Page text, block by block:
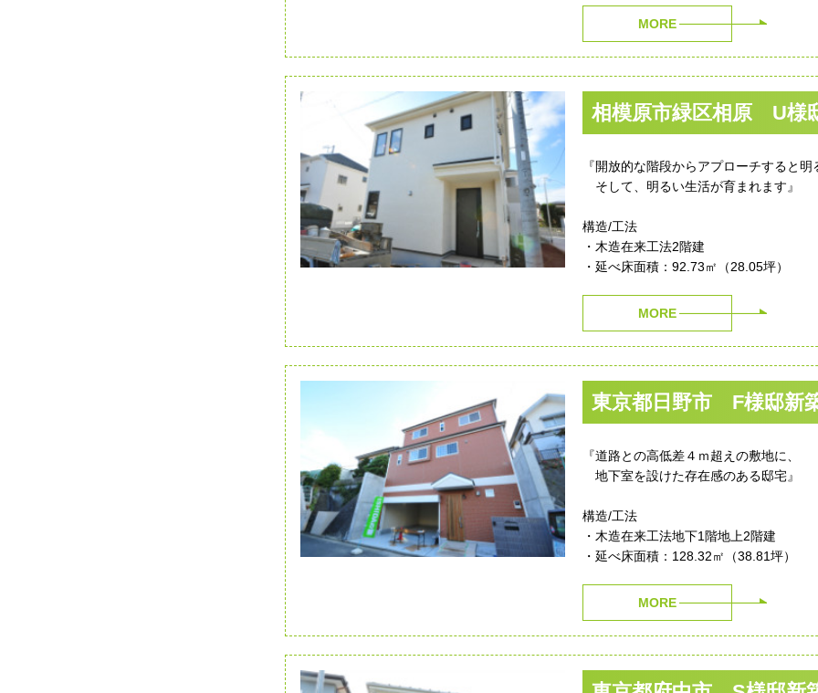
MORE
相模原市緑区相原 U様
『開放的な階段からアプローチすると
そして、明るい生活が育まれます』
構造/工法
・木造在来工法2階建
・延べ床面積：92.73㎡（28.05坪）
MORE
東京都日野市 F様邸新
『道路との高低差４ｍ超えの敷地に、
地下室を設けた存在感のある邸宅』
構造/工法
・木造在来工法地下1階地上2階建
・延べ床面積：128.32㎡（38.81坪）
MORE